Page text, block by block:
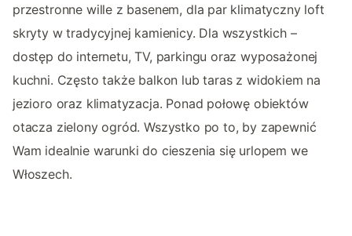
przestronne wille z basenem, dla par klimatyczny loft
skryty w tradycyjnej kamienicy. Dla wszystkich –
dostęp do internetu, TV, parkingu oraz wyposażonej
kuchni. Często także balkon lub taras z widokiem na
jezioro oraz klimatyzacja. Ponad połowę obiektów
otacza zielony ogród. Wszystko po to, by zapewnić
Wam idealnie warunki do cieszenia się urlopem we
Włoszech.